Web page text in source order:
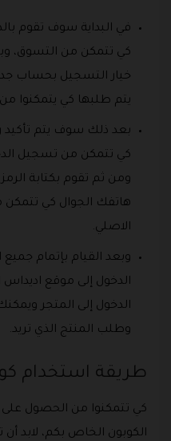
في البداية سوف تقوم
كي تتمكن من التسوق،
خيار التسجيل بحساب
يتم طلبها كي يتمكنوا
بعد ذلك سوف يتم تأكيد
كي تتمكن من تسجيل
ومن ثم تقوم بكتابة
هاتفك الجوال كي تتمكن
الاصلي.
وبعد القيام بإتمام
الدخول إلى موقع
الدخول إلى المتجر
وطلب المنتج الذي تريد.
طريقة استخدام
كي تتمكنوا من الحصول
الكوبون الخاص بكم، لابد